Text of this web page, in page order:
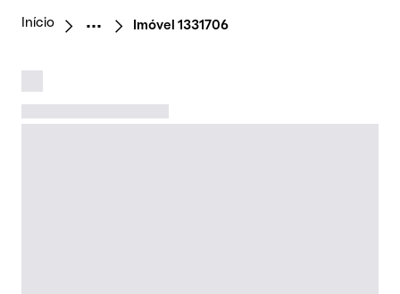
Início Imóvel 1331706